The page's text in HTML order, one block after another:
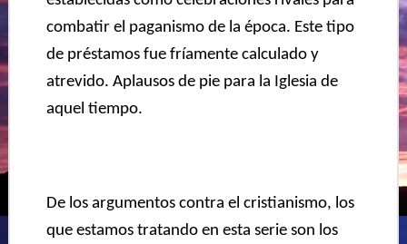
combatir el paganismo de la época. Este tipo
de préstamos fue fríamente calculado y
atrevido. Aplausos de pie para la Iglesia de
aquel tiempo.
De los argumentos contra el cristianismo, los
que estamos tratando en esta serie son los